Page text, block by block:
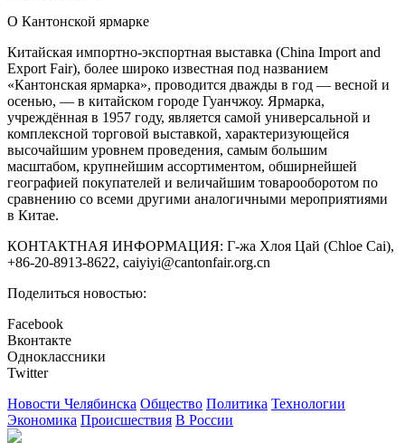
О Кантонской ярмарке
Китайская импортно-экспортная выставка (China Import and
Export Fair), более широко известная под названием
«Кантонская ярмарка», проводится дважды в год — весной и
осенью, — в китайском городе Гуанчжоу. Ярмарка,
учреждённая в 1957 году, является самой универсальной и
комплексной торговой выставкой, характеризующейся
высочайшим уровнем проведения, самым большим
масштабом, крупнейшим ассортиментом, обширнейшей
географией покупателей и величайшим товарооборотом по
сравнению со всеми другими аналогичными мероприятиями
в Китае.
КОНТАКТНАЯ ИНФОРМАЦИЯ: Г-жа Хлоя Цай (Chloe Cai),
+86-20-8913-8622, caiyiyi@cantonfair.org.cn
Поделиться новостью:
Facebook
Вконтакте
Одноклассники
Twitter
Новости Челябинска Общество Политика Технологии
Экономика Происшествия В России